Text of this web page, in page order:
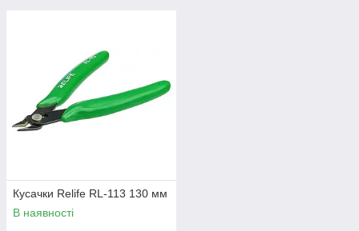
Кусачки Relife RL-113 130 мм
В наявності